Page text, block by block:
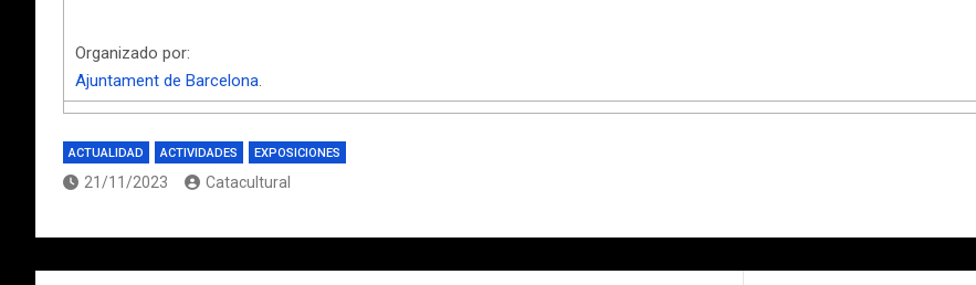
Organizado por:
Ajuntament de Barcelona.
ACTUALIDAD ACTIVIDADES EXPOSICIONES
21/11/2023 Catacultural